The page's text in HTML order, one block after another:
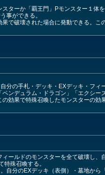
ターか「覇王門」Pモンスター１体
事ができる。
で破壊された場合に発動できる。こ
の手札・デッキ・EXデッキ・フィ
ンデュラム・ドラゴン」「エクシー
効果で特殊召喚したモンスターの効
ールドのモンスターを全て破壊し、
殊召喚する。
自分のEXデッキ（表側）・墓地から